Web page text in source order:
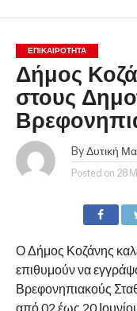
ΕΠΙΚΑΙΡΟΤΗΤΑ
Δήμος
στους
By Δυτική
Posted on 28
Ο Δήμος Κοζάνης
επιθυμούν να
Βρεφονηπιακούς
από 02 έως 20